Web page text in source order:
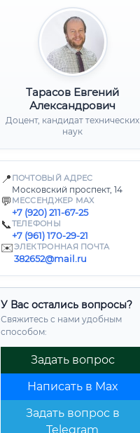
Тарасов Евгений
Александрович
Доцент, кандидат технических
наук
📍 ПОЧТОВЫЙ АДРЕС
Московский проспект, 14
💬 МЕССЕНДЖЕР MAX
+7 (920) 211-67-25
📞ТЕЛЕФОНЫ
+7 (961) 170-29-21
✉️ЭЛЕКТРОННАЯ ПОЧТА
382652@mail.ru
У Вас остались вопросы?
Свяжитесь с нами удобным
способом:
Задать вопрос
Написать в Max
Задать вопрос в
Telegram